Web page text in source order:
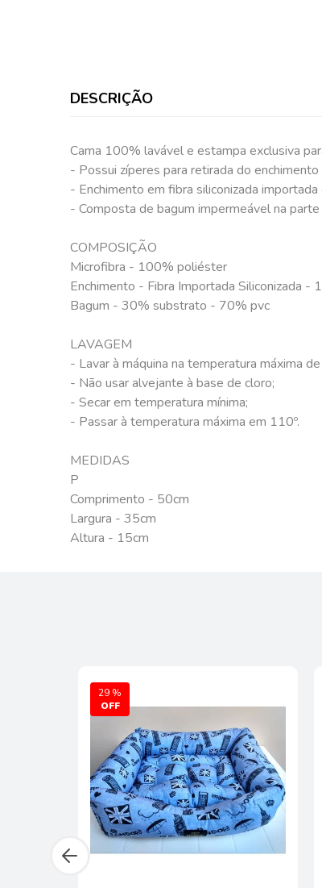
DESCRIÇÃO
Cama 100% lavável e estampa exclusiva
- Possui zíperes para retirada do enchimento
- Enchimento em fibra siliconizada
- Composta de bagum impermeável na
COMPOSIÇÃO
Microfibra - 100% poliéster
Enchimento - Fibra Importada Siliconizada -
Bagum - 30% substrato - 70% pvc
LAVAGEM
- Lavar à máquina na temperatura máxima de
- Não usar alvejante à base de cloro;
- Secar em temperatura mínima;
- Passar à temperatura máxima em 110º.
MEDIDAS
P
Comprimento - 50cm
Largura - 35cm
Altura - 15cm
29 %